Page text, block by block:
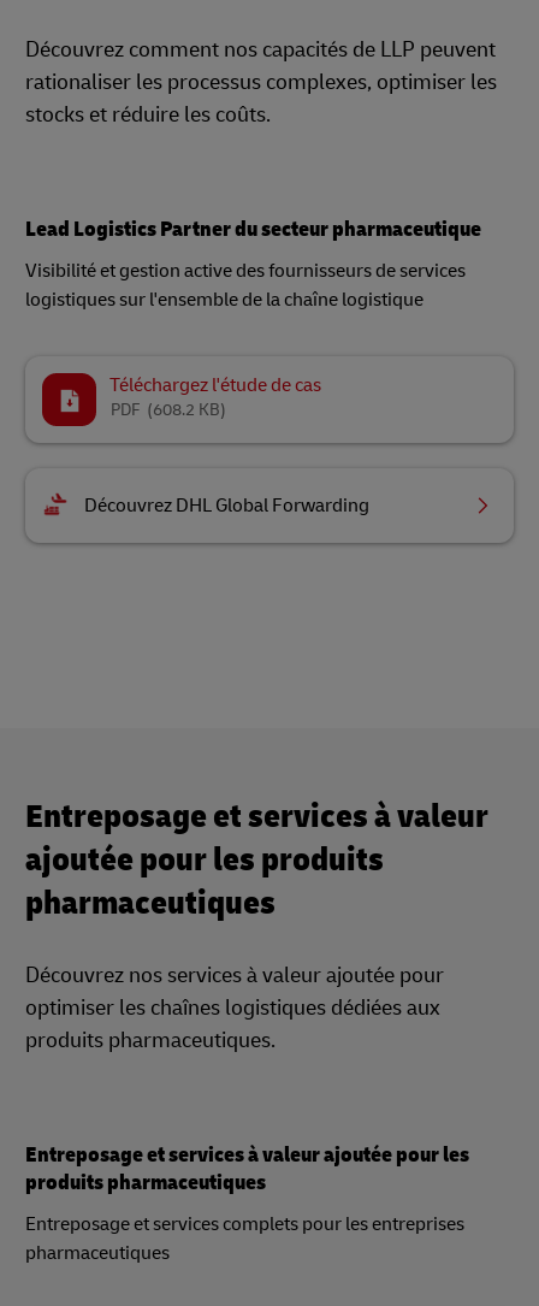
Découvrez comment nos capacités de LLP peuvent
rationaliser les processus complexes, optimiser les
stocks et réduire les coûts.
Lead Logistics Partner du secteur pharmaceutique
Visibilité et gestion active des fournisseurs de services
logistiques sur l'ensemble de la chaîne logistique
Téléchargez l'étude de cas
(608.2 KB)
PDF
Découvrez DHL Global Forwarding
Entreposage et services à valeur
ajoutée pour les produits
pharmaceutiques
Découvrez nos services à valeur ajoutée pour
optimiser les chaînes logistiques dédiées aux
produits pharmaceutiques.
Entreposage et services à valeur ajoutée pour les
produits pharmaceutiques
Entreposage et services complets pour les entreprises
pharmaceutiques